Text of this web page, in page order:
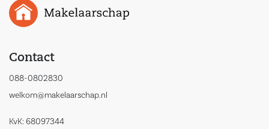
Contact
088-0802830
welkom@makelaarschap.nl
KvK: 68097344